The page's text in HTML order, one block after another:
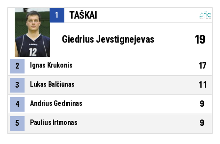
TAŠKAI
1
Giedrius Jevstignejevas 19
2 Ignas Krukonis 17
3 Lukas Balčiūnas 11
4 Andrius Gedminas 9
5 Paulius Irtmonas 9